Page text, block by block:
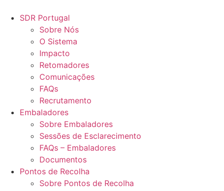
para
conteúdo
SDR Portugal
Sobre Nós
O Sistema
Impacto
Retomadores
Comunicações
FAQs
Recrutamento
Embaladores
Sobre Embaladores
Sessões de Esclarecimento
FAQs – Embaladores
Documentos
Pontos de Recolha
Sobre Pontos de Recolha